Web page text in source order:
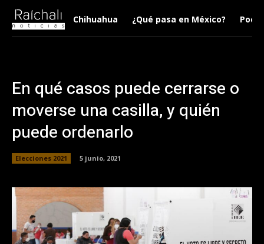
Chihuahua ¿Qué pasa en México?
En qué casos puede cerrarse o
moverse una casilla, y quién
puede ordenarlo
Elecciones 2021 5 junio, 2021